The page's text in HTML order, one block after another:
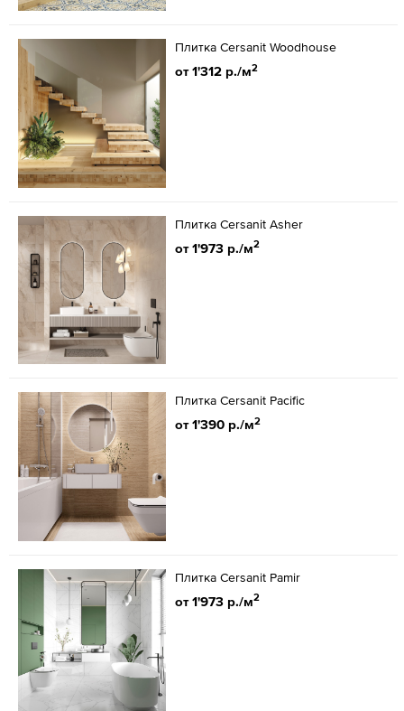
Плитка Cersanit Woodhouse
от 1'312 р./м2
Плитка Cersanit Asher
от 1'973 р./м2
Плитка Cersanit Pacific
от 1'390 р./м2
Плитка Cersanit Pamir
от 1'973 р./м2